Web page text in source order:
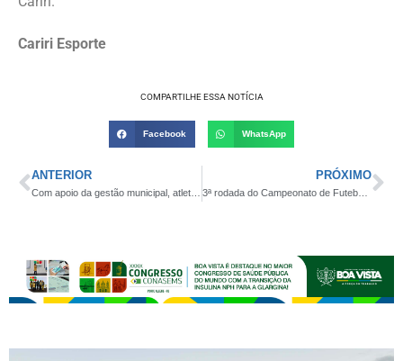
Cariri Esporte
COMPARTILHE ESSA NOTÍCIA
Facebook WhatsApp
ANTERIOR PRÓXIMO
3ª rodada do Campeonato de Futebol de São João do Cariri tem goleada, duas equipes fazendo o dever de casa e visitante surpreendendo; CONFIRA